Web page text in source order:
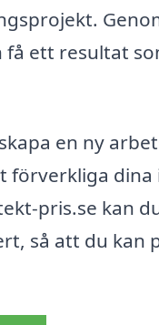
ett resultat
en ny
dina
pris.se kan
så att du